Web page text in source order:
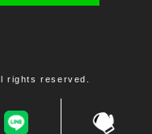
rights reserved.